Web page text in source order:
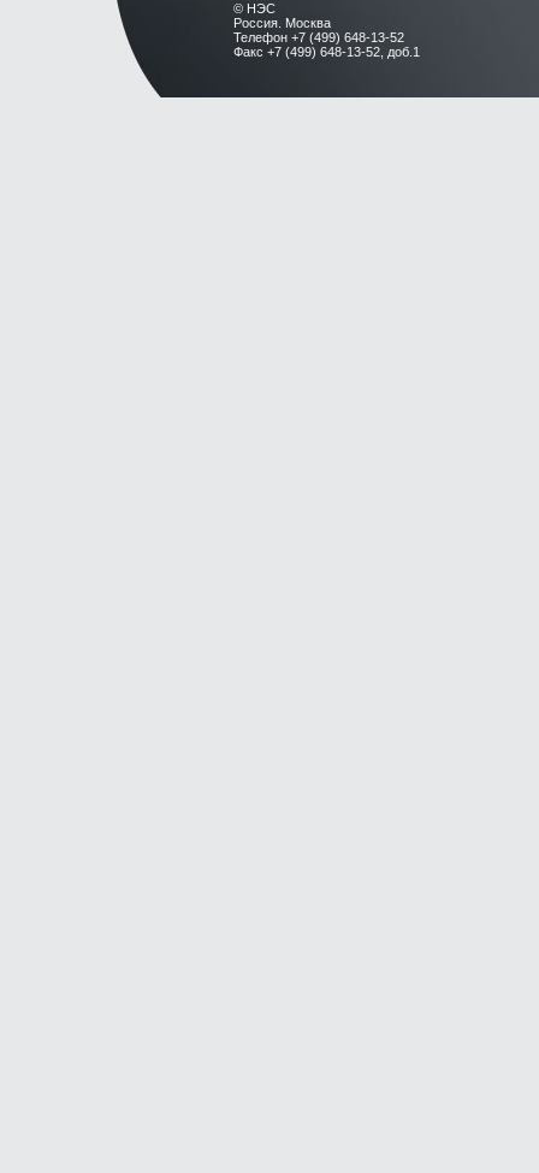
© НЭС
Россия. Москва
Телефон +7 (499) 648-13-52
Факс +7 (499) 648-13-52, доб.1